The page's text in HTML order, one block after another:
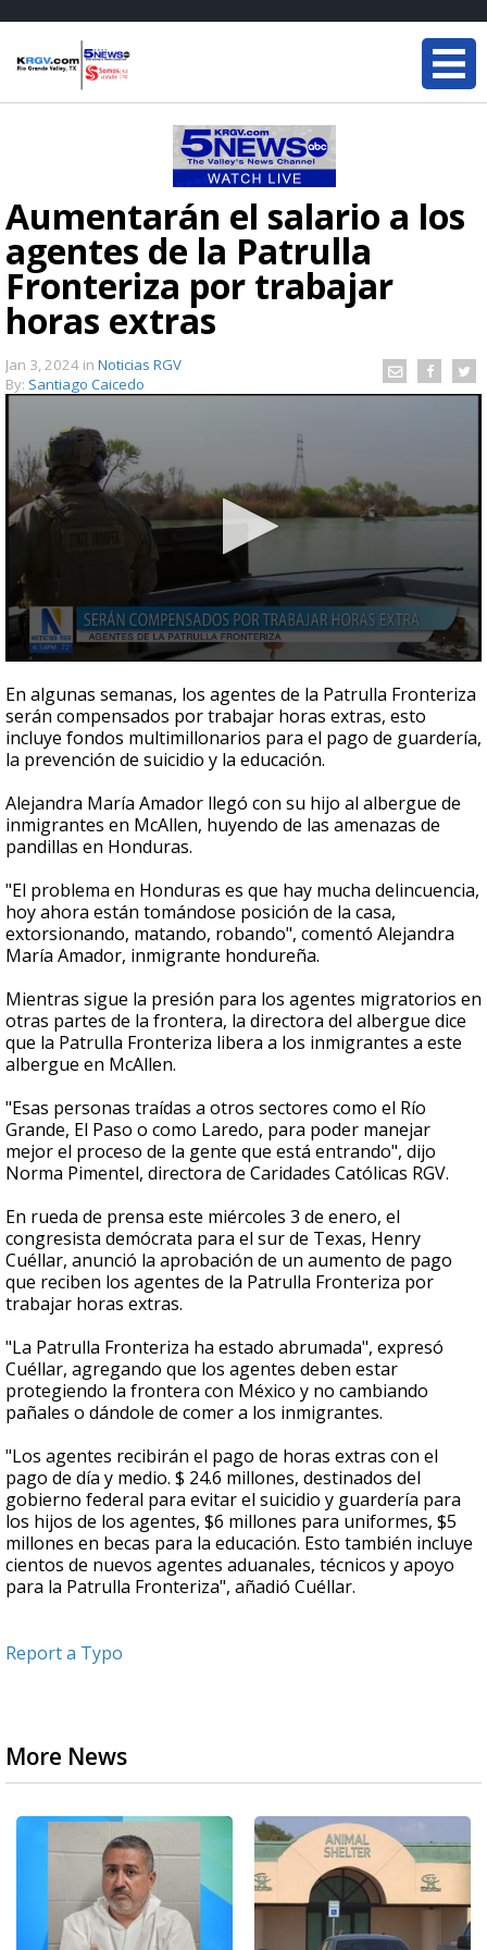
Aumentarán el salario a los
agentes de la Patrulla
Fronteriza por trabajar
horas extras
Jan 3, 2024 in Noticias RGV
By: Santiago Caicedo
seconds
of
2
minutes,
49
seconds
En algunas semanas, los agentes de la Patrulla Fronteriza
serán compensados por trabajar horas extras, esto
incluye fondos multimillonarios para el pago de guardería,
la prevención de suicidio y la educación.
Alejandra María Amador llegó con su hijo al albergue de
inmigrantes en McAllen, huyendo de las amenazas de
pandillas en Honduras.
"El problema en Honduras es que hay mucha delincuencia,
hoy ahora están tomándose posición de la casa,
extorsionando, matando, robando", comentó Alejandra
María Amador, inmigrante hondureña.
Mientras sigue la presión para los agentes migratorios en
otras partes de la frontera, la directora del albergue dice
que la Patrulla Fronteriza libera a los inmigrantes a este
albergue en McAllen.
"Esas personas traídas a otros sectores como el Río
Grande, El Paso o como Laredo, para poder manejar
mejor el proceso de la gente que está entrando", dijo
Norma Pimentel, directora de Caridades Católicas RGV.
En rueda de prensa este miércoles 3 de enero, el
congresista demócrata para el sur de Texas, Henry
Cuéllar, anunció la aprobación de un aumento de pago
que reciben los agentes de la Patrulla Fronteriza por
trabajar horas extras.
"La Patrulla Fronteriza ha estado abrumada", expresó
Cuéllar, agregando que los agentes deben estar
protegiendo la frontera con México y no cambiando
pañales o dándole de comer a los inmigrantes.
"Los agentes recibirán el pago de horas extras con el
pago de día y medio. $ 24.6 millones, destinados del
gobierno federal para evitar el suicidio y guardería para
los hijos de los agentes, $6 millones para uniformes, $5
millones en becas para la educación. Esto también incluye
cientos de nuevos agentes aduanales, técnicos y apoyo
para la Patrulla Fronteriza", añadió Cuéllar.
Report a Typo
More News